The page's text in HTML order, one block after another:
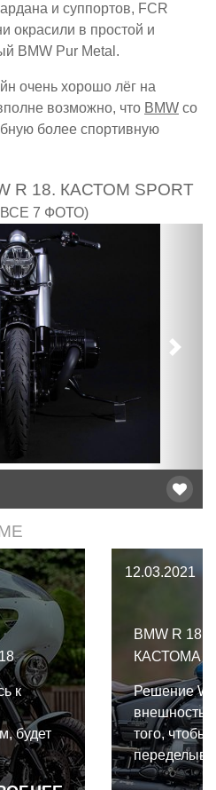
и суппортов, FCR
окрасили в простой и
BMW Pur Metal.
очень хорошо лёг на
возможно, что BMW со
более спортивную
R 18. КАСТОМ SPORT
7 ФОТО)
к
будет
для
12.03.2021
BMW R
КАСТОМА
Решение
внешность
того, чтобы
на